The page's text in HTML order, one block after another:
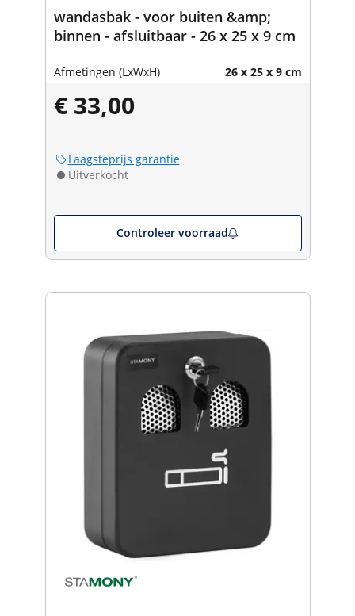
wandasbak - voor buiten &amp;
binnen - afsluitbaar - 26 x 25 x 9 cm
Afmetingen (LxWxH) 26 x 25 x 9 cm
€ 33,00
Laagsteprijs garantie
Uitverkocht
Controleer voorraad